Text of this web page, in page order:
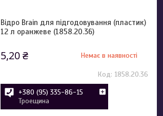
Відро Brain для підгодовування (пластик)
12 л оранжеве (1858.20.36)
5,20 ₴ Немає в наявності
1858.20.36
+380 (95) 335-86-15
Троещина